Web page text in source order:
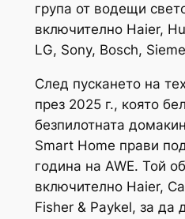
група от водещи
включително Haier,
LG, Sony, Bosch,
След пускането на
през 2025 г., която
безпилотната
Smart Home прави
година на AWE. Той
включително Haier,
Fisher & Paykel, за да